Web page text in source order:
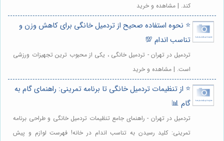
کند. | مشاهده و خرید
⭐️ نحوه استفاده صحیح از تردمیل خانگی برای کاهش وزن و
تناسب اندام 💯
تردمیل در تهران - تردمیل خانگی ، یکی از محبوب ترین تجهیزات ورزشی
است. | مشاهده و خرید
⭐️ از تنظیمات تردمیل خانگی تا برنامه تمرینی: راهنمای گام به
گام 📊
تردمیل در تهران - راهنمای جامع تنظیمات تردمیل خانگی و طراحی برنامه
تمرینی: کلید رسیدن به تناسب اندام در خانه! فهرست لوازم و پیش